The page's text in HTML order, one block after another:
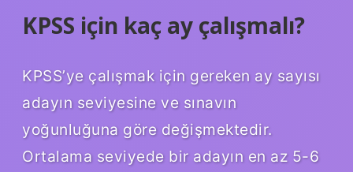
KPSS için kaç ay çalışmalı?
KPSS’ye çalışmak için gereken ay sayısı
adayın seviyesine ve sınavın
yoğunluğuna göre değişmektedir.
Ortalama seviyede bir adayın en az 5-6